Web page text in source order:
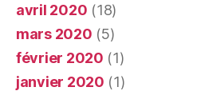
avril 2020 (18)
mars 2020 (5)
février 2020 (1)
janvier 2020 (1)